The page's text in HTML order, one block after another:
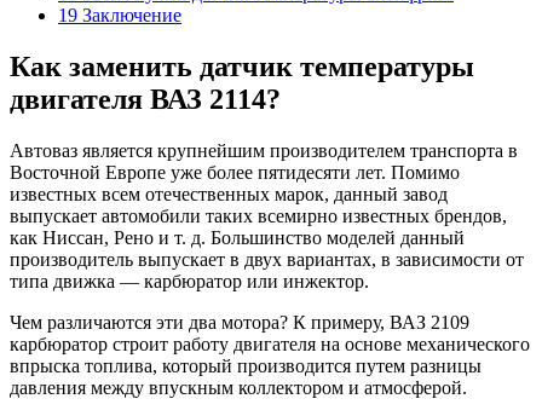
19 Заключение
Как заменить датчик температуры
двигателя ВАЗ 2114?
Автоваз является крупнейшим производителем транспорта в
Восточной Европе уже более пятидесяти лет. Помимо
известных всем отечественных марок, данный завод
выпускает автомобили таких всемирно известных брендов,
как Ниссан, Рено и т. д. Большинство моделей данный
производитель выпускает в двух вариантах, в зависимости от
типа движка — карбюратор или инжектор.
Чем различаются эти два мотора? К примеру, ВАЗ 2109
карбюратор строит работу двигателя на основе механического
впрыска топлива, который производится путем разницы
давления между впускным коллектором и атмосферой.